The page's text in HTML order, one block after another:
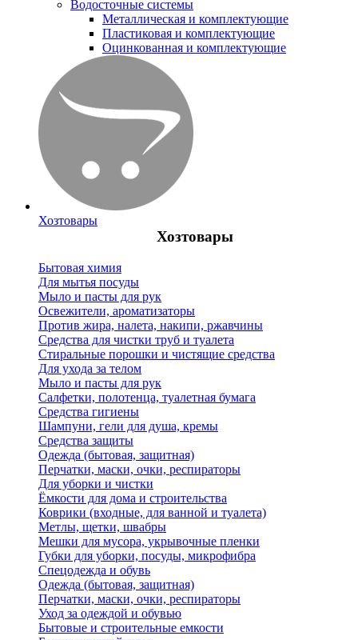
Водосточные системы
Металлическая и комплектующие
Пластиковая и комплектующие
Оцинкованная и комплектующие
Хозтовары
Хозтовары
Бытовая химия
Для мытья посуды
Мыло и пасты для рук
Освежители, ароматизаторы
Против жира, налета, накипи, ржавчины
Средства для чистки труб и туалета
Стиральные порошки и чистящие средства
Для ухода за телом
Мыло и пасты для рук
Салфетки, полотенца, туалетная бумага
Средства гигиены
Шампуни, гели для душа, кремы
Средства защиты
Одежда (бытовая, защитная)
Перчатки, маски, очки, респираторы
Для уборки и чистки
Ёмкости для дома и строительства
Коврики (входные, для ванной и туалета)
Метлы, щетки, швабры
Мешки для мусора, укрывочные пленки
Губки для уборки, посуды, микрофибра
Спецодежда и обувь
Одежда (бытовая, защитная)
Перчатки, маски, очки, респираторы
Уход за одеждой и обувью
Бытовые и строительные емкости